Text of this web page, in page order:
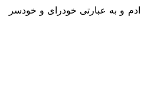
و به عبارتی خودرای و خودسر